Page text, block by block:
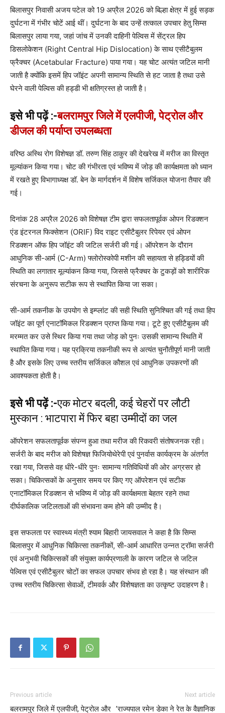
बिलासपुर निवासी अजय पटेल को 19 अप्रैल 2026 को बिल्हा क्षेत्र में हुई सड़क
दुर्घटना में गंभीर चोटें आई थीं। दुर्घटना के बाद उन्हें तत्काल उपचार हेतु सिम्स
बिलासपुर लाया गया, जहां जांच में उनकी दाहिनी पेल्विस में सेंट्रल हिप
डिसलोकेशन (Right Central Hip Dislocation) के साथ एसीटैबुलम
फ्रैक्चर (Acetabular Fracture) पाया गया। यह चोट अत्यंत जटिल मानी
जाती है क्योंकि इसमें हिप जॉइंट अपनी सामान्य स्थिति से हट जाता है तथा उसे
घेरने वाली पेल्विस की हड्डी भी क्षतिग्रस्त हो जाती है।
इसे भी पढ़ें :-बलरामपुर जिले में एलपीजी, पेट्रोल और
डीजल की पर्याप्त उपलब्धता
वरिष्ठ अस्थि रोग विशेषज्ञ डॉ. तरुण सिंह ठाकुर की देखरेख में मरीज का विस्तृत
मूल्यांकन किया गया। चोट की गंभीरता एवं भविष्य में जोड़ की कार्यक्षमता को ध्यान
में रखते हुए विभागाध्यक्ष डॉ. बेन के मार्गदर्शन में विशेष सर्जिकल योजना तैयार की
गई।
दिनांक 28 अप्रैल 2026 को विशेषज्ञ टीम द्वारा सफलतापूर्वक ओपन रिडक्शन
एंड इंटरनल फिक्सेशन (ORIF) विद राइट एसीटैबुलर रिपेयर एवं ओपन
रिडक्शन ऑफ हिप जॉइंट की जटिल सर्जरी की गई। ऑपरेशन के दौरान
आधुनिक सी-आर्म (C-Arm) फ्लोरोस्कोपी मशीन की सहायता से हड्डियों की
स्थिति का लगातार मूल्यांकन किया गया, जिससे फ्रैक्चर के टुकड़ों को शारीरिक
संरचना के अनुरूप सटीक रूप से स्थापित किया जा सका।
सी-आर्म तकनीक के उपयोग से इम्प्लांट की सही स्थिति सुनिश्चित की गई तथा हिप
जॉइंट का पूर्ण एनाटॉमिकल रिडक्शन प्राप्त किया गया। टूटे हुए एसीटैबुलम की
मरम्मत कर उसे स्थिर किया गया तथा जोड़ को पुनः उसकी सामान्य स्थिति में
स्थापित किया गया। यह प्रक्रिया तकनीकी रूप से अत्यंत चुनौतीपूर्ण मानी जाती
है और इसके लिए उच्च स्तरीय सर्जिकल कौशल एवं आधुनिक उपकरणों की
आवश्यकता होती है।
इसे भी पढ़ें :-एक मोटर बदली, कई चेहरों पर लौटी
मुस्कान : भाटपारा में फिर बहा उम्मीदों का जल
ऑपरेशन सफलतापूर्वक संपन्न हुआ तथा मरीज की रिकवरी संतोषजनक रही।
सर्जरी के बाद मरीज को विशेषज्ञ फिजियोथेरेपी एवं पुनर्वास कार्यक्रम के अंतर्गत
रखा गया, जिससे वह धीरे-धीरे पुनः सामान्य गतिविधियों की ओर अग्रसर हो
सका। चिकित्सकों के अनुसार समय पर किए गए ऑपरेशन एवं सटीक
एनाटॉमिकल रिडक्शन से भविष्य में जोड़ की कार्यक्षमता बेहतर रहने तथा
दीर्घकालिक जटिलताओं की संभावना कम होने की उम्मीद है।
इस सफलता पर स्वास्थ्य मंत्री श्याम बिहारी जायसवाल ने कहा है कि सिम्स
बिलासपुर में आधुनिक चिकित्सा तकनीकों, सी-आर्म आधारित उन्नत ट्रॉमा सर्जरी
एवं अनुभवी चिकित्सकों की संयुक्त कार्यप्रणाली के कारण जटिल से जटिल
पेल्विस एवं एसीटैबुलर चोटों का सफल उपचार संभव हो रहा है। यह संस्थान की
उच्च स्तरीय चिकित्सा सेवाओं, टीमवर्क और विशेषज्ञता का उत्कृष्ट उदाहरण है।
Previous article
बलरामपुर जिले में एलपीजी, पेट्रोल और
Next article
’राज्यपाल रमेन डेका ने रेत के वैज्ञानिक